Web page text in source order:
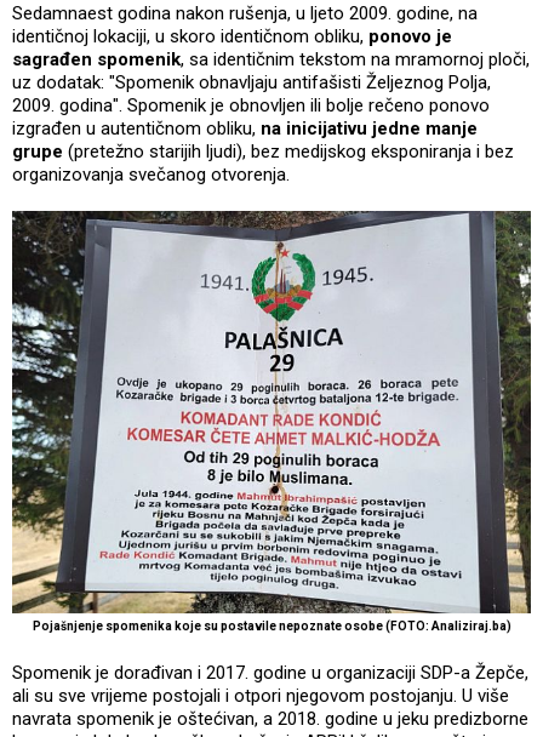
Sedamnaest godina nakon rušenja, u ljeto 2009. godine, na
identičnoj lokaciji, u skoro identičnom obliku, ponovo je
sagrađen spomenik, sa identičnim tekstom na mramornoj ploči,
uz dodatak: "Spomenik obnavljaju antifašisti Željeznog Polja,
2009. godina". Spomenik je obnovljen ili bolje rečeno ponovo
izgrađen u autentičnom obliku, na inicijativu jedne manje
grupe (pretežno starijih ljudi), bez medijskog eksponiranja i bez
organizovanja svečanog otvorenja.
Pojašnjenje spomenika koje su postavile nepoznate osobe (FOTO: Analiziraj.ba)
Spomenik je dorađivan i 2017. godine u organizaciji SDP-a Žepče,
ali su sve vrijeme postojali i otpori njegovom postojanju. U više
navrata spomenik je oštećivan, a 2018. godine u jeku predizborne